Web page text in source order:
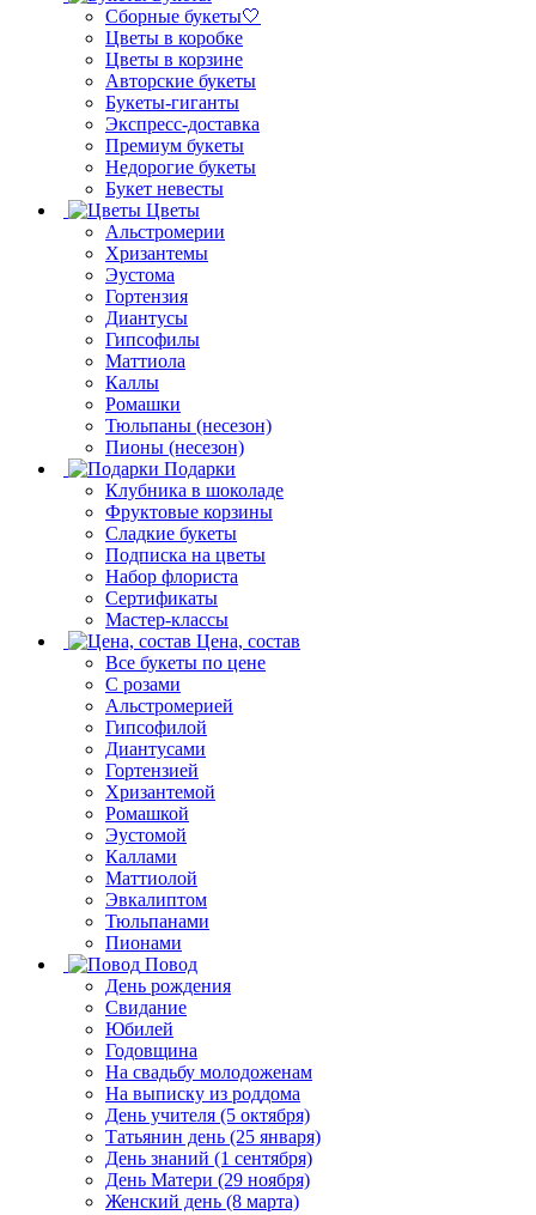
Сборные букеты🤍
Цветы в коробке
Цветы в корзине
Авторские букеты
Букеты-гиганты
Экспресс-доставка
Премиум букеты
Недорогие букеты
Букет невесты
Цветы
Альстромерии
Хризантемы
Эустома
Гортензия
Диантусы
Гипсофилы
Маттиола
Каллы
Ромашки
Тюльпаны (несезон)
Пионы (несезон)
Подарки
Клубника в шоколаде
Фруктовые корзины
Сладкие букеты
Подписка на цветы
Набор флориста
Сертификаты
Мастер-классы
Цена, состав
Все букеты по цене
С розами
Альстромерией
Гипсофилой
Диантусами
Гортензией
Хризантемой
Ромашкой
Эустомой
Каллами
Маттиолой
Эвкалиптом
Тюльпанами
Пионами
Повод
День рождения
Свидание
Юбилей
Годовщина
На свадьбу молодоженам
На выписку из роддома
День учителя (5 октября)
Татьянин день (25 января)
День знаний (1 сентября)
День Матери (29 ноября)
Женский день (8 марта)